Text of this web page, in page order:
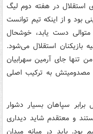
استقلال در هفته دوم لیگ
بود و از اینکه تیم توانست
متوالی دست یابد، خوشحال
بازیکنان استقلال می‌شود.
تنها جای آرمین سهرابیان
مصدومیتش به ترکیب اصلی
سپاهان بسیار دشوار
دو تیم ۶ امتیازی هستند و معتقدم شاید دیداری
بود. باید در میانه میدان